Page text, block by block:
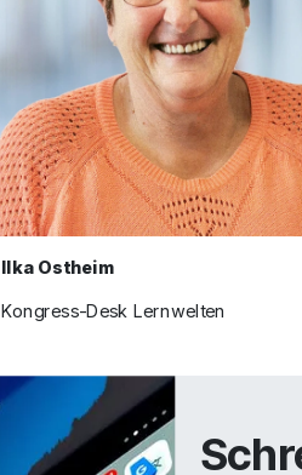
Ilka Ostheim
Kongress-Desk Lernwelten